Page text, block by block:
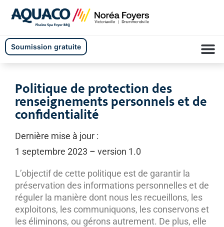
Soumission gratuite
Politique de protection des
renseignements personnels et de
confidentialité
Dernière mise à jour :
1 septembre 2023 – version 1.0
L’objectif de cette politique est de garantir la
préservation des informations personnelles et de
réguler la manière dont nous les recueillons, les
exploitons, les communiquons, les conservons et
les éliminons, ou gérons autrement. De plus, elle